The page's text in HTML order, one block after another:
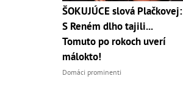
ŠOKUJÚCE slová Plačkovej:
S Reném dlho tajili...
Tomuto po rokoch uverí
málokto!
Domáci prominenti